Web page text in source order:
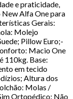
e praticidade,
Alfa One para
Gerais:
Molejo
Pillow Euro;-
Macio One
110kg. Base:
em tecido
Altura dos
Molas /
Ortopédico: Não